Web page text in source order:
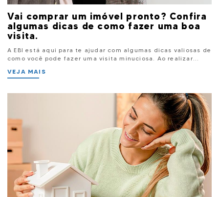
Vai comprar um imóvel pronto? Confira
algumas dicas de como fazer uma boa
visita.
A EBI está aqui para te ajudar com algumas dicas valiosas de
como você pode fazer uma visita minuciosa. Ao realizar...
VEJA MAIS